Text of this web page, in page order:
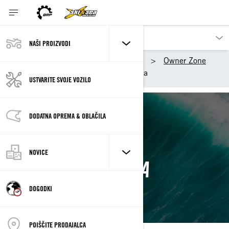
NAŠI PROIZVODI
USTVARITE SVOJE VOZILO
DODATNA OPREMA & OBLAČILA
NOVICE
DOGODKI
POIŠČITE PRODAJALCA
Owner Zone
Pogosto zastavljena vprašanja
POGOSTO
ZASTAVLJENA
VPRAŠANJA